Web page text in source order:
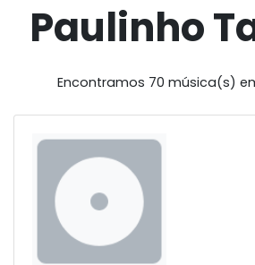
Paulinho
Encontramos 70 música(s)